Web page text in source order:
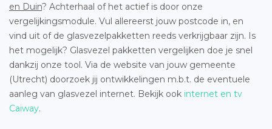
en Duin? Achterhaal of het actief is door onze
vergelijkingsmodule. Vul allereerst jouw postcode in, en
vind uit of de glasvezelpakketten reeds verkrijgbaar zijn. Is
het mogelijk? Glasvezel pakketten vergelijken doe je snel
dankzij onze tool. Via de website van jouw gemeente
(Utrecht) doorzoek jij ontwikkelingen m.b.t. de eventuele
aanleg van glasvezel internet. Bekijk ook internet en tv
Caiway.